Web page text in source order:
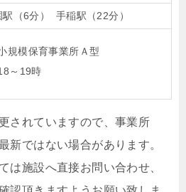
駅（6分） 手稲駅（22分）
規模保育事業所Ａ型
～19時
されていますので、事業所
新ではない場合があります。
は施設へ直接お問い合わせ、